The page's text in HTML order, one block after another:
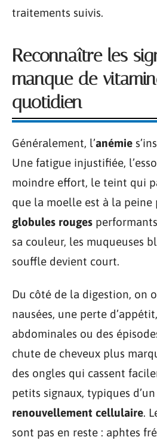
traitements suivis.
Reconnaître les
manque de
quotidien
Généralement, l’anémie
Une fatigue injustifiée,
moindre effort, le teint qui
que la moelle est à la peine
globules rouges
sa couleur, les muqueuses
souffle devient court.
Du côté de la digestion, on
nausées, une perte
abdominales ou des
chute de cheveux plus
des ongles qui cassent
petits signaux, typiques
renouvellement cellulaire.
sont pas en reste : aphtes